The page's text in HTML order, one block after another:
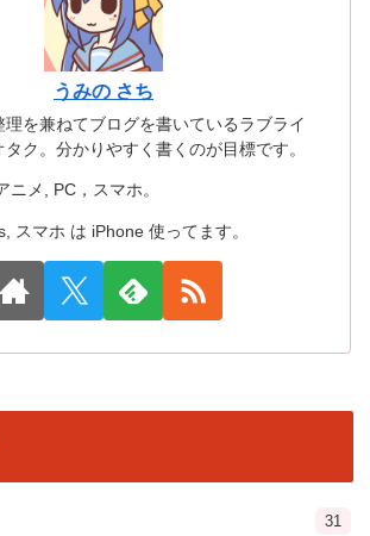
うみの さち
理を兼ねてブログを書いているラブライ
ク。分かりやすく書くのが目標です。
ニメ, PC，スマホ。
スマホ は iPhone 使ってます。
31